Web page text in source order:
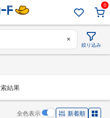
0
×
絞り込み
結果
全色表示 新着順